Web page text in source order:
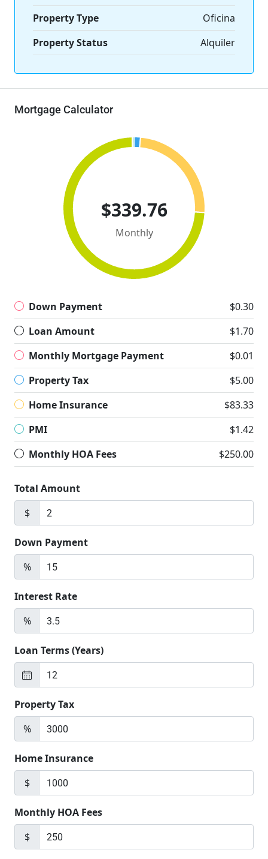
Property Type
Oficina
Property Status
Alquiler
Mortgage Calculator
$339.76
Monthly
Down Payment
$0.30
Loan Amount
$1.70
Monthly Mortgage Payment
$0.01
Property Tax
$5.00
Home Insurance
$83.33
PMI
$1.42
Monthly HOA Fees
$250.00
Total Amount
$
Down Payment
%
Interest Rate
%
Loan Terms (Years)
Property Tax
%
Home Insurance
$
Monthly HOA Fees
$